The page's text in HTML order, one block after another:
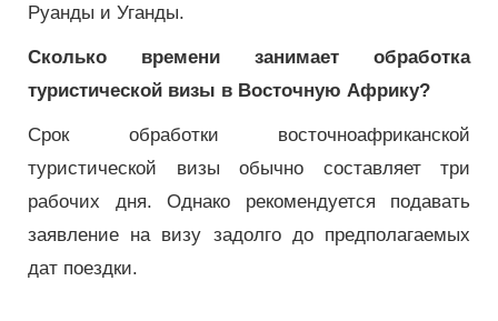
Руанды и Уганды.
Сколько времени занимает обработка
туристической визы в Восточную Африку?
Срок обработки восточноафриканской
туристической визы обычно составляет три
рабочих дня. Однако рекомендуется подавать
заявление на визу задолго до предполагаемых
дат поездки.